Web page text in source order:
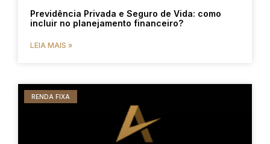
Previdência Privada e Seguro de Vida: como
incluir no planejamento financeiro?
LEIA MAIS »
RENDA FIXA